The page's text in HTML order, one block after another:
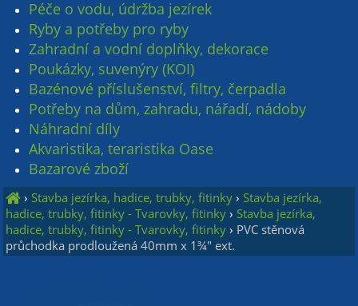
Péče o vodu, údržba jezírek
Ryby a potřeby pro ryby
Zahradní a vodní doplňky, dekorace
Poukázky, suvenýry (KOI)
Bazénové příslušenství, filtry, čerpadla
Potřeby na dům, zahradu, nářadí, nádoby
Náhradní díly
Akvaristika, teraristika Oase
Bazarové zboží
› Stavba jezírka, hadice, trubky, fitinky › Stavba jezírka,
hadice, trubky, fitinky - Tvarovky, fitinky › Stavba jezírka,
hadice, trubky, fitinky - Tvarovky, fitinky › PVC stěnová
průchodka prodloužená 40mm x 1¾" ext.